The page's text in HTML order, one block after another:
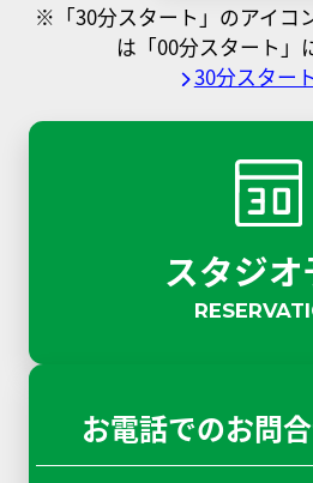
※「30分スタート」のアイコ
は「00分スタート」
30分スター
スタジ
お電話でのお問